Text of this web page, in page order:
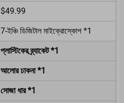
$49.99
7-ইঞ্চি ডিজিটাল মাইক্রোস্কোপ *1
প্লাস্টিকের ব্র্যাকেট *1
আলোর ঢাকনা *1
সোজা ধার *1